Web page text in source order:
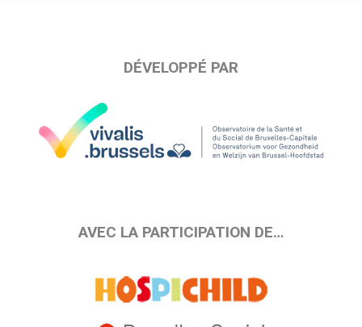
DÉVELOPPÉ PAR
AVEC LA PARTICIPATION DE…